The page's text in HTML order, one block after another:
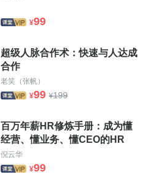
¥99
超级人脉合作术：快速与人达成
合作
老笑（张帆）
¥99 ¥199
百万年薪HR修炼手册：成为懂
经营、懂业务、懂CEO的HR
倪云华
¥99